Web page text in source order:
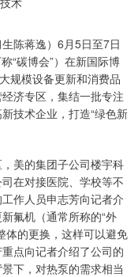
陈蒋逸）6月5日至7日
“碳博会”）在新国际博
规模设备更新和消费品
济专区，集结一批专注
技术企业，打造“绿色新
美的集团子公司楼宇科
在对接医院、学校等不
作人员申志芳向记者介
氟机（通常所称的“外
体的更换，这样可以避免
点向记者介绍了公司的
下，对热泵的需求相当